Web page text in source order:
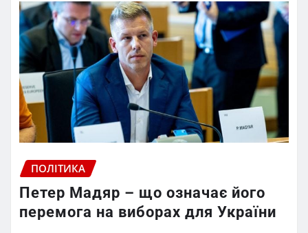
ПОЛІТИКА
Петер Мадяр – що означає його
перемога на виборах для України